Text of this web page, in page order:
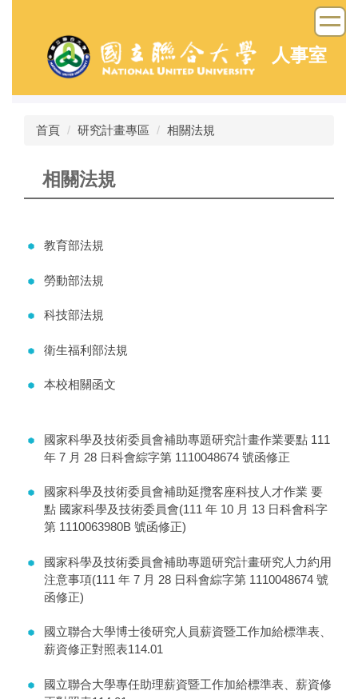
容
人事室
首頁 研究計畫專區 相關法規
相關法規
教育部法規
勞動部法規
科技部法規
衛生福利部法規
本校相關函文
國家科學及技術委員會補助專題研究計畫作業要點 111
年 7 月 28 日科會綜字第 1110048674 號函修正
國家科學及技術委員會補助延攬客座科技人才作業 要
點 國家科學及技術委員會(111 年 10 月 13 日科會科字
第 1110063980B 號函修正)
國家科學及技術委員會補助專題研究計畫研究人力約用
注意事項(111 年 7 月 28 日科會綜字第 1110048674 號
函修正)
國立聯合大學博士後研究人員薪資暨工作加給標準表、
薪資修正對照表114.01
國立聯合大學專任助理薪資暨工作加給標準表、薪資修